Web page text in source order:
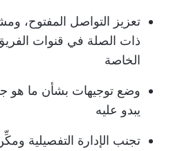
تعزيز التواصل المفتوح،
ذات الصلة في قنوات
الخاصة
وضع توجيهات بشأن ما هو
يبدو عليه
تجنب الإدارة التفصيلية